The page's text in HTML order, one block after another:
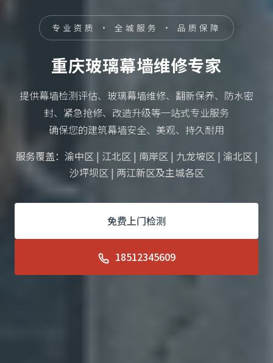
专业资质 · 全城服务 · 品质保障
重庆玻璃幕墙维修专家
提供幕墙检测评估、玻璃幕墙维修、翻新保养、防水密
封、紧急抢修、改造升级等一站式专业服务
确保您的建筑幕墙安全、美观、持久耐用
服务覆盖：渝中区 | 江北区 | 南岸区 | 九龙坡区 | 渝北区 |
沙坪坝区 | 两江新区及主城各区
免费上门检测
18512345609